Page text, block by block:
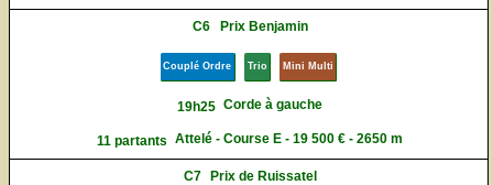
C6 Prix Benjamin
Couplé Ordre Trio Mini Multi
19h25 Corde à gauche
11 partants Attelé - Course E - 19 500 € - 2650 m
C7 Prix de Ruissatel